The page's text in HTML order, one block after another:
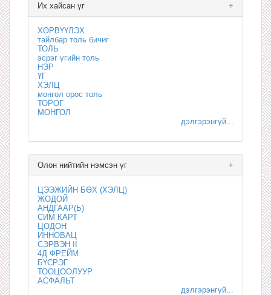
+
Их хайсан үг
ХӨРВҮҮЛЭХ
тайлбар толь бичиг
ТОЛЬ
эсрэг үгийн толь
НЭР
ҮГ
ХЭЛЦ
монгол орос толь
ТОРОГ
МОНГОЛ
дэлгэрэнгүй...
+
Олон нийтийн нэмсэн үг
ЦЭЭЖИЙН БӨХ (ХЭЛЦ)
ЖОДОЙ
АНДГААР(Ь)
СИМ КАРТ
ЦОДОН
ИННОВАЦ
СЭРВЭН II
4Д ФРЕЙМ
БҮСРЭГ
ТООЦООЛУУР
АСФАЛЬТ
дэлгэрэнгүй...